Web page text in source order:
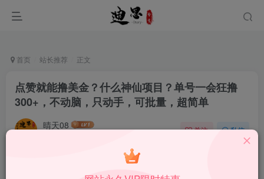
首页 站长推荐 正文
点赞就能撸美金？什么神仙项目？单号一会狂撸
300+，不动脑，只动手，可批量，超简单
晴天08 关注 私信